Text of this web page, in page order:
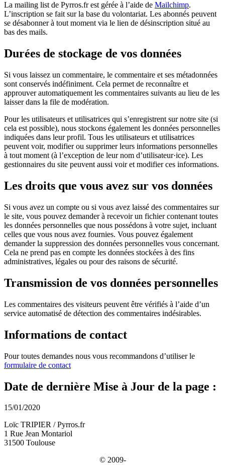
La mailing list de Pyrros.fr est gérée à l’aide de Mailchimp.
L’inscription se fait sur la base du volontariat. Les abonnés peuvent
se désabonner à tout moment via le lien de désinscription situé au
bas des mails.
Durées de stockage de vos données
Si vous laissez un commentaire, le commentaire et ses métadonnées
sont conservés indéfiniment. Cela permet de reconnaître et
approuver automatiquement les commentaires suivants au lieu de les
laisser dans la file de modération.
Pour les utilisateurs et utilisatrices qui s’enregistrent sur notre site (si
cela est possible), nous stockons également les données personnelles
indiquées dans leur profil. Tous les utilisateurs et utilisatrices
peuvent voir, modifier ou supprimer leurs informations personnelles
à tout moment (à l’exception de leur nom d’utilisateur·ice). Les
gestionnaires du site peuvent aussi voir et modifier ces informations.
Les droits que vous avez sur vos données
Si vous avez un compte ou si vous avez laissé des commentaires sur
le site, vous pouvez demander à recevoir un fichier contenant toutes
les données personnelles que nous possédons à votre sujet, incluant
celles que vous nous avez fournies. Vous pouvez également
demander la suppression des données personnelles vous concernant.
Cela ne prend pas en compte les données stockées à des fins
administratives, légales ou pour des raisons de sécurité.
Transmission de vos données personnelles
Les commentaires des visiteurs peuvent être vérifiés à l’aide d’un
service automatisé de détection des commentaires indésirables.
Informations de contact
Pour toutes demandes nous vous recommandons d’utiliser le
formulaire de contact
Date de dernière Mise à Jour de la page :
15/01/2020
Loïc TRIPIER / Pyrros.fr
1 Rue Jean Montariol
31500 Toulouse
© 2009-